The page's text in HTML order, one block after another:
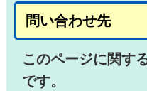
問い合わせ先
このページに関す
です。